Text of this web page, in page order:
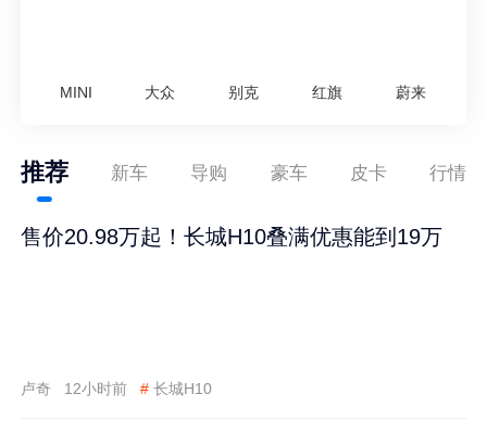
MINI 大众 别克 红旗 蔚来
推荐 新车 导购 豪车 皮卡 行情
售价20.98万起！长城H10叠满优惠能到19万
卢奇 12小时前 # 长城H10